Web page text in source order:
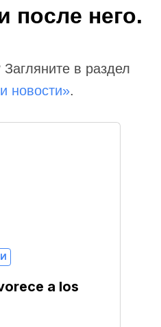
после него.
в раздел
новости».